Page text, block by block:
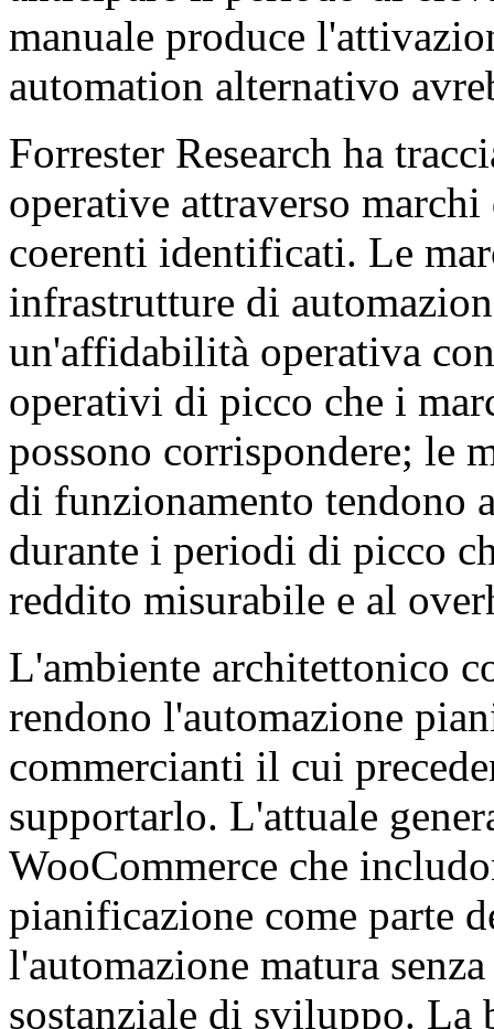
manuale produce
automation alternativo
Forrester Research ha
operative attraverso
coerenti identificati. Le
infrastrutture di
un'affidabilità operativa
operativi di picco che i
possono corrispondere; le
di funzionamento tendono
durante i periodi di picco
reddito misurabile e al
L'ambiente architettonico
rendono l'automazione
commercianti il cui
supportarlo. L'attuale
WooCommerce che
pianificazione come parte
l'automazione matura
sostanziale di sviluppo. La